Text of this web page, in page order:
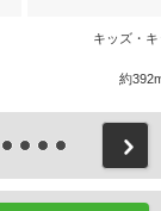
キッズ・
約